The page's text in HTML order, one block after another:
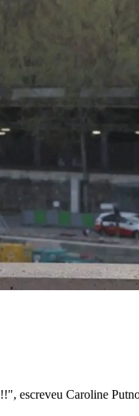
escreveu Caroline